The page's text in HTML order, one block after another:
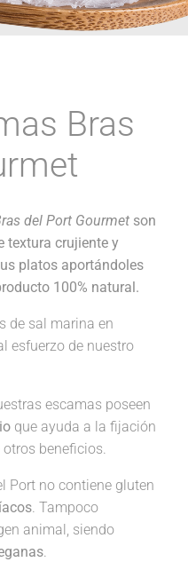
Bras
del Port Gourmet son
textura crujiente y
platos aportándoles
100% natural.
de sal marina en
esfuerzo de nuestro
escamas poseen
que ayuda a la fijación
beneficios.
Port no contiene gluten
. Tampoco
animal, siendo
.